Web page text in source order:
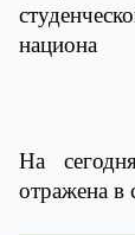
национа
На
отражена